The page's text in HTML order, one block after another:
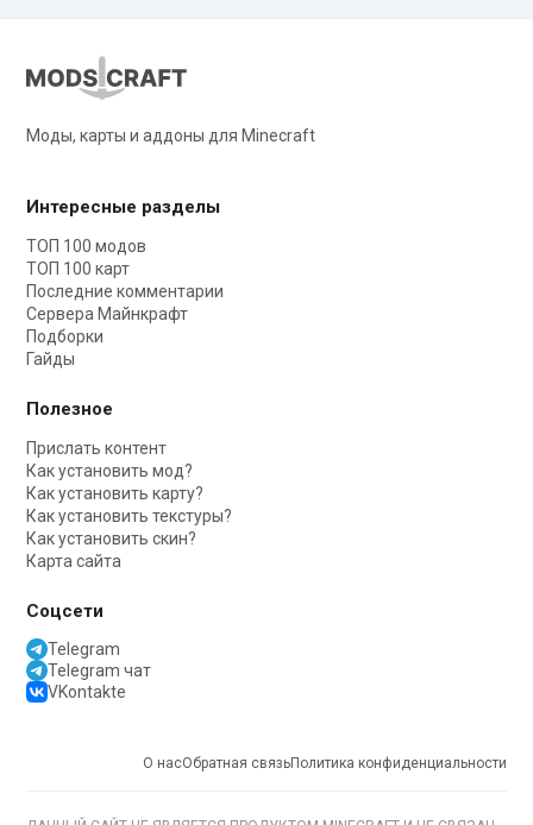
Моды, карты и аддоны для Minecraft
Интересные разделы
ТОП 100 модов
ТОП 100 карт
Последние комментарии
Сервера Майнкрафт
Подборки
Гайды
Полезное
Прислать контент
Как установить мод?
Как установить карту?
Как установить текстуры?
Как установить скин?
Карта сайта
Соцсети
Telegram
Telegram чат
VKontakte
О насОбратная связьПолитика конфиденциальности